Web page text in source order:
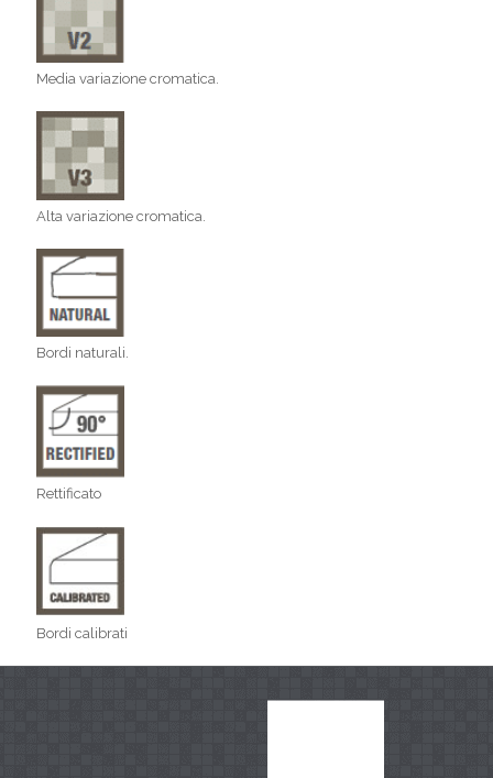
Media variazione cromatica.
Alta variazione cromatica.
Bordi naturali.
Rettificato
Bordi calibrati